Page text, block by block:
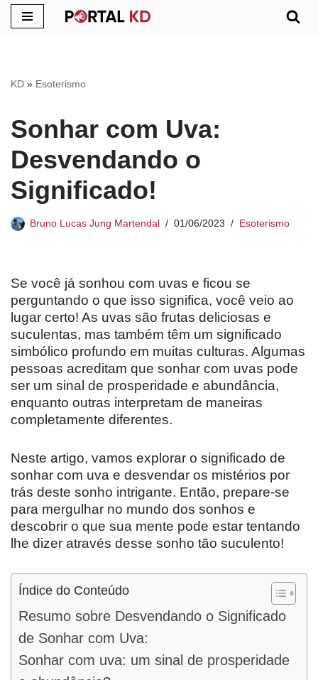
conteúdo
KD » Esoterismo
Sonhar com Uva:
Desvendando o
Significado!
Bruno Lucas Jung Martendal 01/06/2023 Esoterismo
Se você já sonhou com uvas e ficou se
perguntando o que isso significa, você veio ao
lugar certo! As uvas são frutas deliciosas e
suculentas, mas também têm um significado
simbólico profundo em muitas culturas. Algumas
pessoas acreditam que sonhar com uvas pode
ser um sinal de prosperidade e abundância,
enquanto outras interpretam de maneiras
completamente diferentes.
Neste artigo, vamos explorar o significado de
sonhar com uva e desvendar os mistérios por
trás deste sonho intrigante. Então, prepare-se
para mergulhar no mundo dos sonhos e
descobrir o que sua mente pode estar tentando
lhe dizer através desse sonho tão suculento!
Índice do Conteúdo
Resumo sobre Desvendando o Significado
de Sonhar com Uva:
Sonhar com uva: um sinal de prosperidade